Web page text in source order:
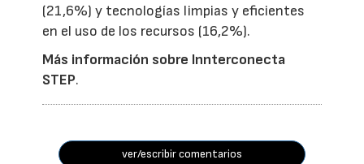
(21,6%) y tecnologías limpias y eficientes
en el uso de los recursos (16,2%).
Más información sobre Innterconecta
STEP.
ver/escribir comentarios